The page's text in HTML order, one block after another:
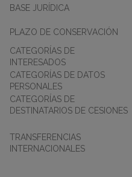
BASE JURÍDICA
PLAZO DE CONSERVACIÓN
CATEGORÍAS DE
INTERESADOS
CATEGORÍAS DE DATOS
PERSONALES
CATEGORÍAS DE
DESTINATARIOS DE CESIONES
TRANSFERENCIAS
INTERNACIONALES